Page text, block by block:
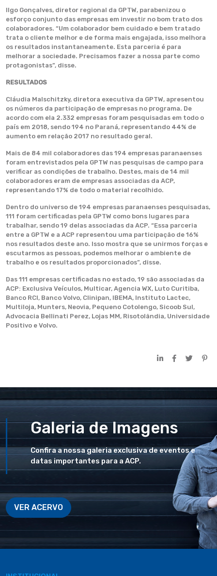
Ilgo Gonçalves, diretor regional da GPTW, parabenizou o
esforço conjunto das empresas em investir no bom trato dos
colaboradores. “Um colaborador bem cuidado e bem tratado
trata o cliente melhor e de forma mais engajada, isso melhora
os resultados instantaneamente. Esta parceria é para
melhorar a sociedade. Precisamos fazer a nossa parte como
protagonistas”, disse.
RESULTADOS
Cláudia Malschitzky, diretora executiva da GPTW, apresentou
os números da participação de empresas no programa. De
acordo com ela 2.332 empresas foram pesquisadas em todo o
país em 2018, sendo 194 no Paraná, representando 44% de
aumento em relação 2017 no resultado geral.
Mais de 84 mil colaboradores das 194 empresas paranaenses
foram entrevistados pela GPTW nas pesquisas de campo para
verificar as condições de trabalho. Destes, mais de 14 mil
colaboradores eram de empresas associadas da ACP,
representando 17% de todo o material recolhido.
Dentro do universo de 194 empresas paranaenses pesquisadas,
111 foram certificadas pela GPTW como bons lugares para
trabalhar, sendo 19 delas associadas da ACP. “Essa parceria
entre a GPTW e a ACP representou uma participação de 16%
nos resultados deste ano. Isso mostra que se unirmos forças e
escutarmos as pessoas, podemos melhorar o ambiente de
trabalho e os resultados proporcionados”, disse.
Das 111 empresas certificadas no estado, 19 são associadas da
ACP: Exclusiva Veículos, Multicar, Agencia WX, Luto Curitiba,
Banco RCI, Banco Volvo, Clinipan, IBEMA, Instituto Lactec,
Multiloja, Munters, Neovia, Pequeno Cotolengo, Sicoob Sul,
Advocacia Bellinati Perez, Lojas MM, Risotolândia, Universidade
Positivo e Volvo.
Galeria de Imagens
Confira a nossa galeria exclusiva de eventos e
datas importantes para a ACP.
VER ACERVO